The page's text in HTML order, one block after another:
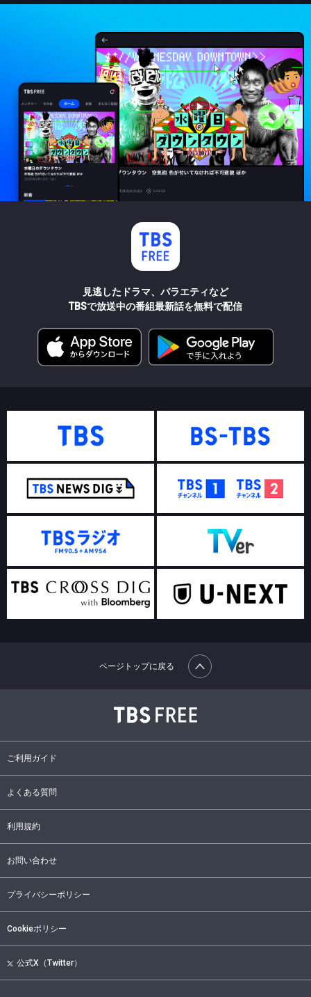
見逃したドラマ、バラエティなど
TBSで放送中の番組最新話を無料で配信
ご利用ガイド
よくある質問
利用規約
お問い合わせ
プライバシーポリシー
Cookieポリシー
公式X（Twitter）
ページトップに戻る